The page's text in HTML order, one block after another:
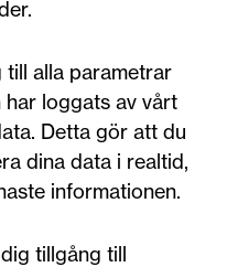
till alla parametrar
loggats av vårt
Detta gör att du
dina data i realtid,
informationen.
tillgång till